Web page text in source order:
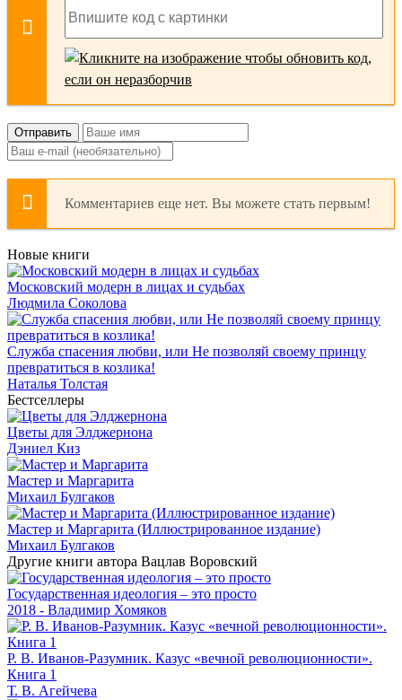
Отправить
Комментариев еще нет. Вы можете стать первым!
Новые книги
Московский модерн в лицах и судьбах
Людмила Соколова
Служба спасения любви, или Не позволяй своему принцу
превратиться в козлика!
Наталья Толстая
Бестселлеры
Цветы для Элджернона
Дэниел Киз
Мастер и Маргарита
Михаил Булгаков
Мастер и Маргарита (Иллюстрированное издание)
Михаил Булгаков
Другие книги автора Вацлав Воровский
Государственная идеология – это просто
2018 - Владимир Хомяков
Р. В. Иванов-Разумник. Казус «вечной революционности».
Книга 1
Т. В. Агейчева